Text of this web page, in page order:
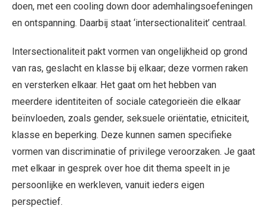
doen, met een cooling down door ademhalingsoefeningen
en ontspanning. Daarbij staat ‘intersectionaliteit’ centraal.
Intersectionaliteit pakt vormen van ongelijkheid op grond
van ras, geslacht en klasse bij elkaar; deze vormen raken
en versterken elkaar. Het gaat om het hebben van
meerdere identiteiten of sociale categorieën die elkaar
beïnvloeden, zoals gender, seksuele oriëntatie, etniciteit,
klasse en beperking. Deze kunnen samen specifieke
vormen van discriminatie of privilege veroorzaken. Je gaat
met elkaar in gesprek over hoe dit thema speelt in je
persoonlijke en werkleven, vanuit ieders eigen
perspectief.